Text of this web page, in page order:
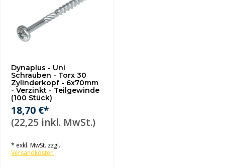
Dynaplus - Uni
Schrauben - Torx 30
Zylinderkopf - 6x70mm
- Verzinkt - Teilgewinde
(100 Stück)
18,70 €*
(22,25 inkl. MwSt.)
* exkl. MwSt. zzgl.
Versandkosten